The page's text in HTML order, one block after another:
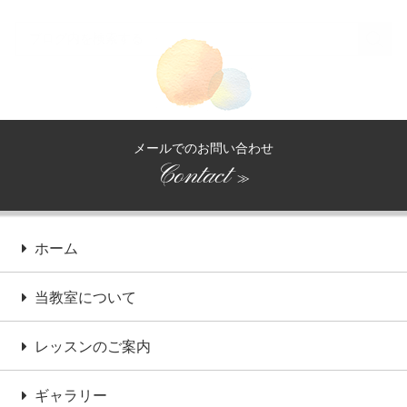
メールでのお問い合わせ
Contact≫
ホーム
当教室について
レッスンのご案内
ギャラリー